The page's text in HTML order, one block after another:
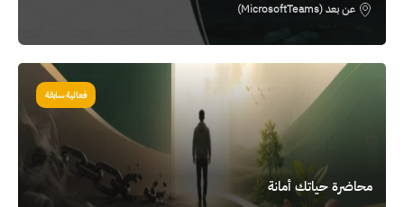
عن بعد (MicrosoftTeams)
الصورة
فعالية سابقة
محاضرة حياتك أمانة